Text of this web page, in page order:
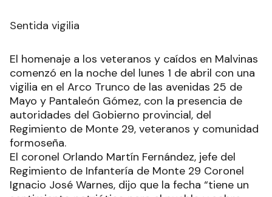
Sentida vigilia
El homenaje a los veteranos y caídos en Malvinas
comenzó en la noche del lunes 1 de abril con una
vigilia en el Arco Trunco de las avenidas 25 de
Mayo y Pantaleón Gómez, con la presencia de
autoridades del Gobierno provincial, del
Regimiento de Monte 29, veteranos y comunidad
formoseña.
El coronel Orlando Martín Fernández, jefe del
Regimiento de Infantería de Monte 29 Coronel
Ignacio José Warnes, dijo que la fecha “tiene un